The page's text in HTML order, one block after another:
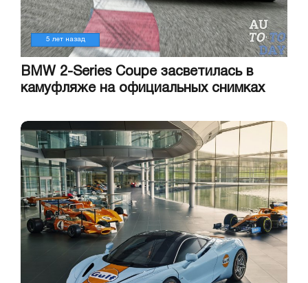
5 лет назад
BMW 2-Series Coupe засветилась в
камуфляже на официальных снимках